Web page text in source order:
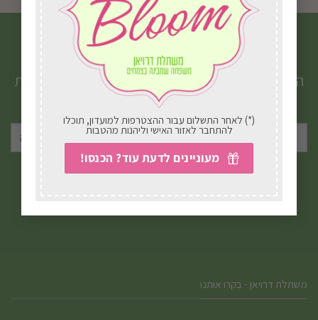
(*) לאחר התשלום עבור ההצטרפות למועדון, תוכלו
להתחבר לאזור האישי וליהנות מהטבות
מעוניינים לדעת עוד? הכנסו!
זה
יש
מספר
האפשרויות
בעמוד
הצטרפו לניוזלטר שלנו
הטבות, מבצעים, עדכונים וטיפים חמים ישירות לתיבת
המייל שלכם.
משתלת דרויאן - בקרו אותנו